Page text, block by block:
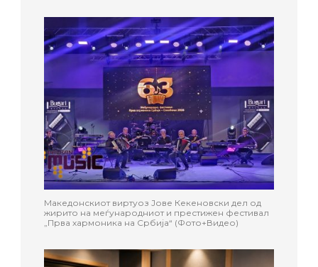
Македонскиот виртуоз Јове Кекеновски дел од
жирито на меѓународниот и престижен фестивал
„Прва хармоника на Србија“ (Фото+Видео)